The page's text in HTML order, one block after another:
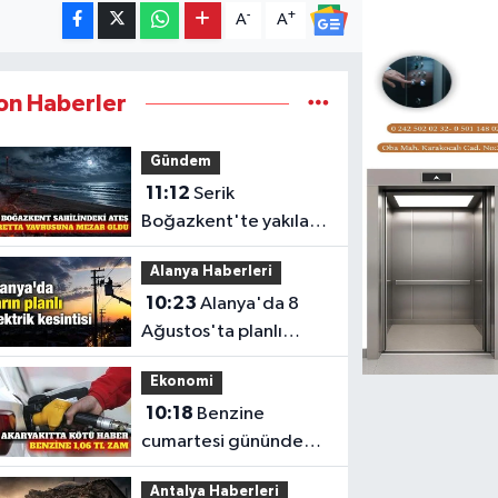
A- A+
Haberler
Gündem
11:12 Serik
Boğazkent'te yakılan
ateşte caretta yavrusu
öldü
Alanya Haberleri
10:23 Alanya'da 8
Ağustos'ta planlı
elektrik kesintisi
Ekonomi
10:18
cumartesi gününden
itibaren 1,06 TL zam
Antalya Haberleri